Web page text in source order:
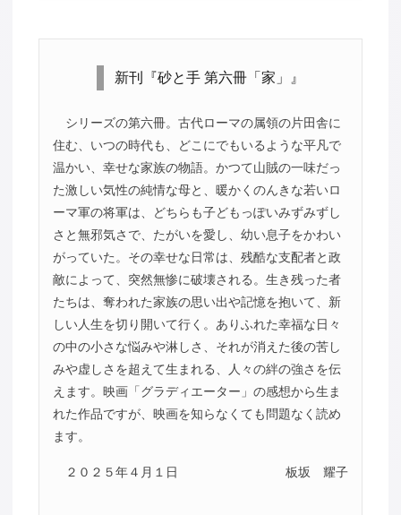
新刊『砂と手 第六冊「家」』
シリーズの第六冊。古代ローマの属領の片田舎に
住む、いつの時代も、どこにでもいるような平凡で
温かい、幸せな家族の物語。かつて山賊の一味だっ
た激しい気性の純情な母と、暖かくのんきな若いロ
ーマ軍の将軍は、どちらも子どもっぽいみずみずし
さと無邪気さで、たがいを愛し、幼い息子をかわい
がっていた。その幸せな日常は、残酷な支配者と政
敵によって、突然無惨に破壊される。生き残った者
たちは、奪われた家族の思い出や記憶を抱いて、新
しい人生を切り開いて行く。ありふれた幸福な日々
の中の小さな悩みや淋しさ、それが消えた後の苦し
みや虚しさを超えて生まれる、人々の絆の強さを伝
えます。映画「グラディエーター」の感想から生ま
れた作品ですが、映画を知らなくても問題なく読め
ます。
２０２５年４月１日 板坂 耀子